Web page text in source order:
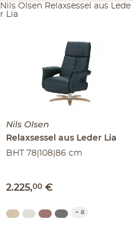
Nils Olsen
Relaxsessel aus Leder Lia
BHT 78|108|86 cm
2.225,00 €
Nils Olsen Relaxsessel aus Lede
r Lia
+ 8